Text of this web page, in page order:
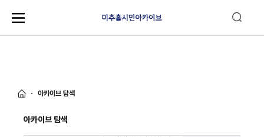
아카이브 탐색
아카이브 탐색